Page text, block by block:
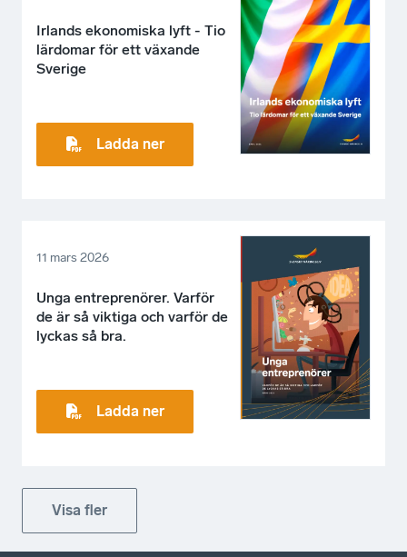
Irlands ekonomiska lyft - Tio
lärdomar för ett växande
Sverige
Ladda ner
11 mars 2026
Unga entreprenörer. Varför
de är så viktiga och varför de
lyckas så bra.
Ladda ner
Visa fler